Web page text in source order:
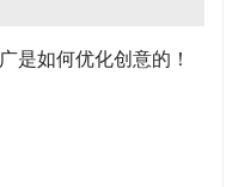
是如何优化创意的！